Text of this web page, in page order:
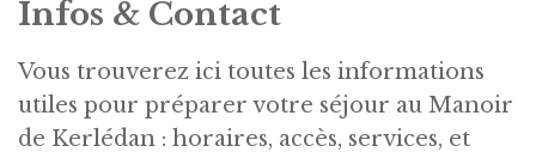
Infos & Contact
Vous trouverez ici toutes les informations
utiles pour préparer votre séjour au Manoir
de Kerlédan : horaires, accès, services, et